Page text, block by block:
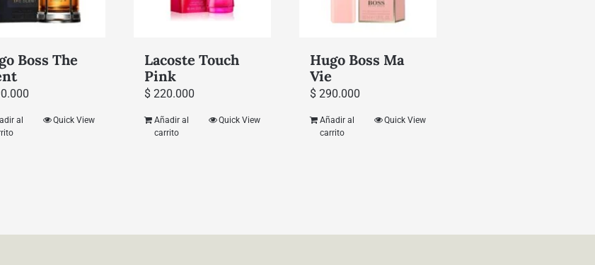
Boss The
al
Quick View
Lacoste Touch
Pink
$ 220.000
Añadir al
carrito
Quick View
Hugo Boss Ma
Vie
$ 290.000
Añadir al
carrito
Quick View